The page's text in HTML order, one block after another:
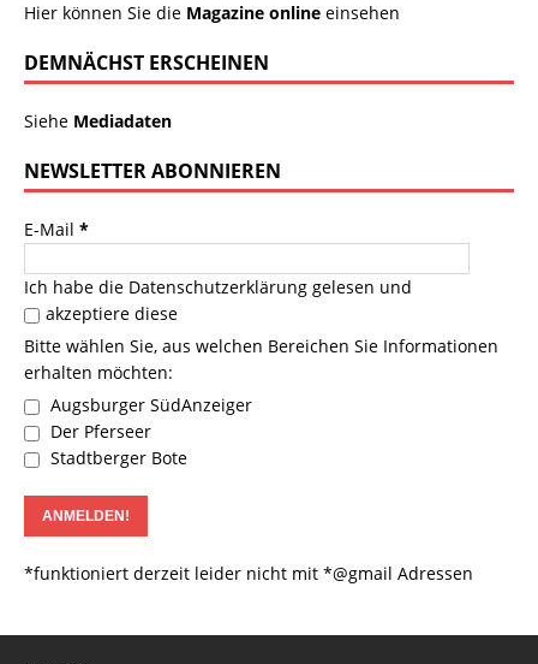
Hier können Sie die Magazine online einsehen
DEMNÄCHST ERSCHEINEN
Siehe Mediadaten
NEWSLETTER ABONNIEREN
E-Mail *
Ich habe die Datenschutzerklärung gelesen und
akzeptiere diese
Bitte wählen Sie, aus welchen Bereichen Sie Informationen
erhalten möchten:
Augsburger SüdAnzeiger
Der Pferseer
Stadtberger Bote
*funktioniert derzeit leider nicht mit *@gmail Adressen